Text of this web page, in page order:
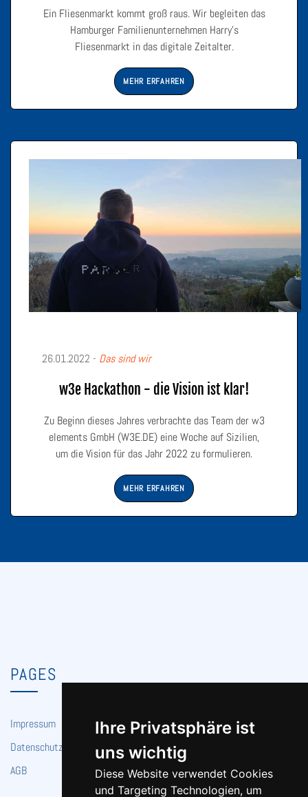
Ihre Privatsphäre ist
uns wichtig
Diese Website verwendet Cookies
und Targeting Technologien, um
Ein Fliesenmarkt kommt groß raus. Wir begleiten das
Hamburger Familienunternehmen Harry’s
Fliesenmarkt in das digitale Zeitalter.
MEHR ERFAHREN
26.01.2022 - Das sind wir
w3e Hackathon - die Vision ist klar!
Zu Beginn dieses Jahres verbrachte das Team der w3
elements GmbH (W3E.DE) eine Woche auf Sizilien,
um die Vision für das Jahr 2022 zu formulieren.
MEHR ERFAHREN
PAGES
Impressum
Datenschutz
AGB